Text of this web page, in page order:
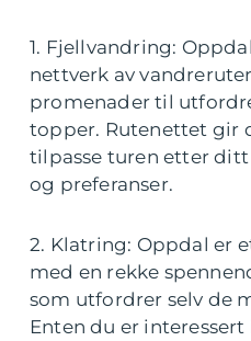
1. Fjellvandring:
nettverk av
promenader til
topper. Rutenettet gir
tilpasse turen etter
og preferanser.
2. Klatring: Oppdal er
med en rekke
som utfordrer selv de
Enten du er